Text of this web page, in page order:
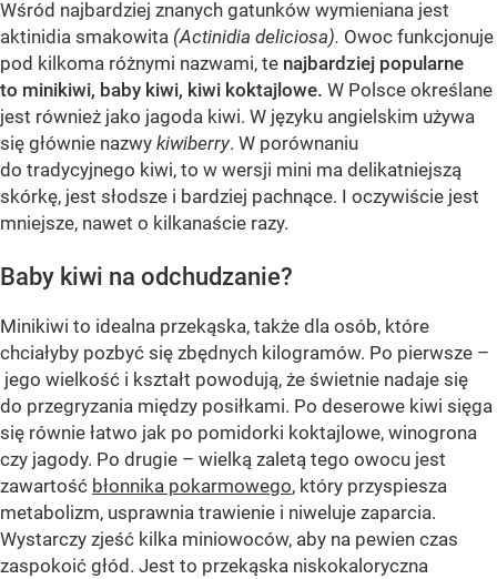
Wśród najbardziej znanych gatunków wymieniana jest
aktinidia smakowita (Actinidia deliciosa). Owoc funkcjonuje
pod kilkoma różnymi nazwami, te najbardziej popularne
to minikiwi, baby kiwi, kiwi koktajlowe. W Polsce określane
jest również jako jagoda kiwi. W języku angielskim używa
się głównie nazwy kiwiberry. W porównaniu
do tradycyjnego kiwi, to w wersji mini ma delikatniejszą
skórkę, jest słodsze i bardziej pachnące. I oczywiście jest
mniejsze, nawet o kilkanaście razy.
Baby kiwi na odchudzanie?
Minikiwi to idealna przekąska, także dla osób, które
chciałyby pozbyć się zbędnych kilogramów. Po pierwsze –
jego wielkość i kształt powodują, że świetnie nadaje się
do przegryzania między posiłkami. Po deserowe kiwi sięga
się równie łatwo jak po pomidorki koktajlowe, winogrona
czy jagody. Po drugie – wielką zaletą tego owocu jest
zawartość błonnika pokarmowego, który przyspiesza
metabolizm, usprawnia trawienie i niweluje zaparcia.
Wystarczy zjeść kilka miniowoców, aby na pewien czas
zaspokoić głód. Jest to przekąska niskokaloryczna